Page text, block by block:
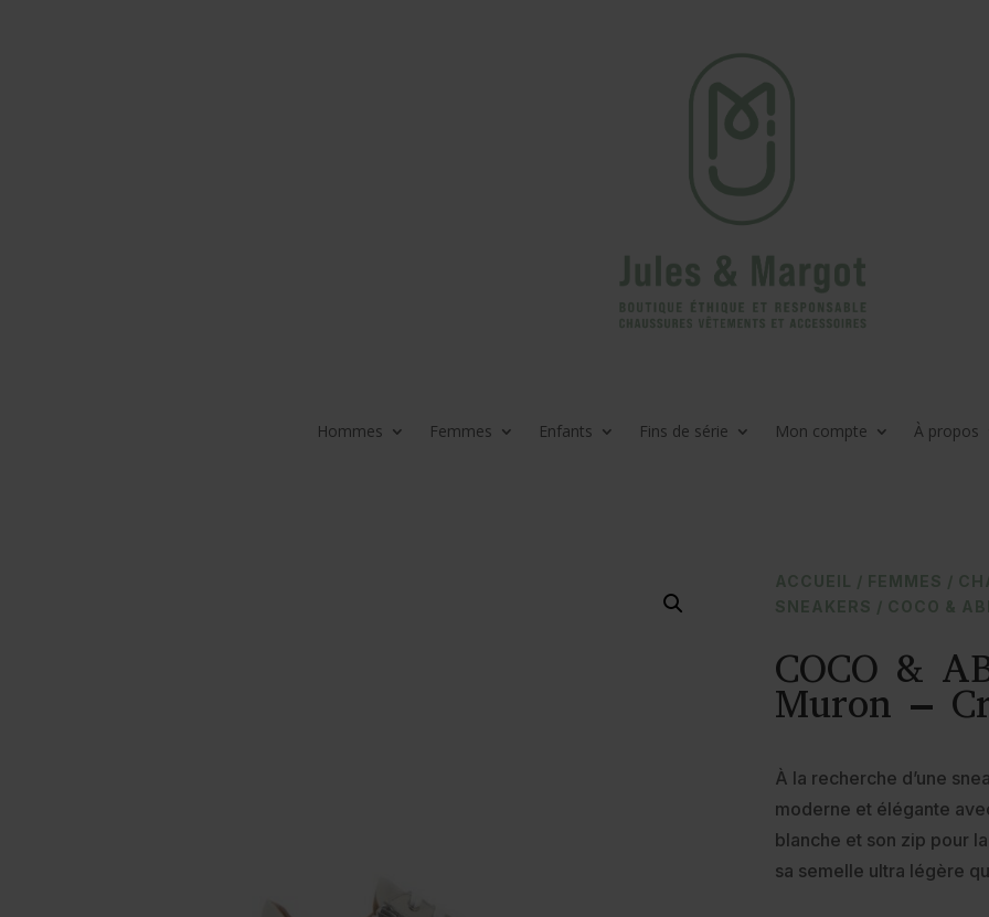
Hommes Femmes Enfants Fins de série Mon compte À propos
ACCUEIL / FEMMES /
SNEAKERS / COCO &
COCO &
Muron –
À la recherche d’une
moderne et élégante
blanche et son zip pour
sa semelle ultra légère